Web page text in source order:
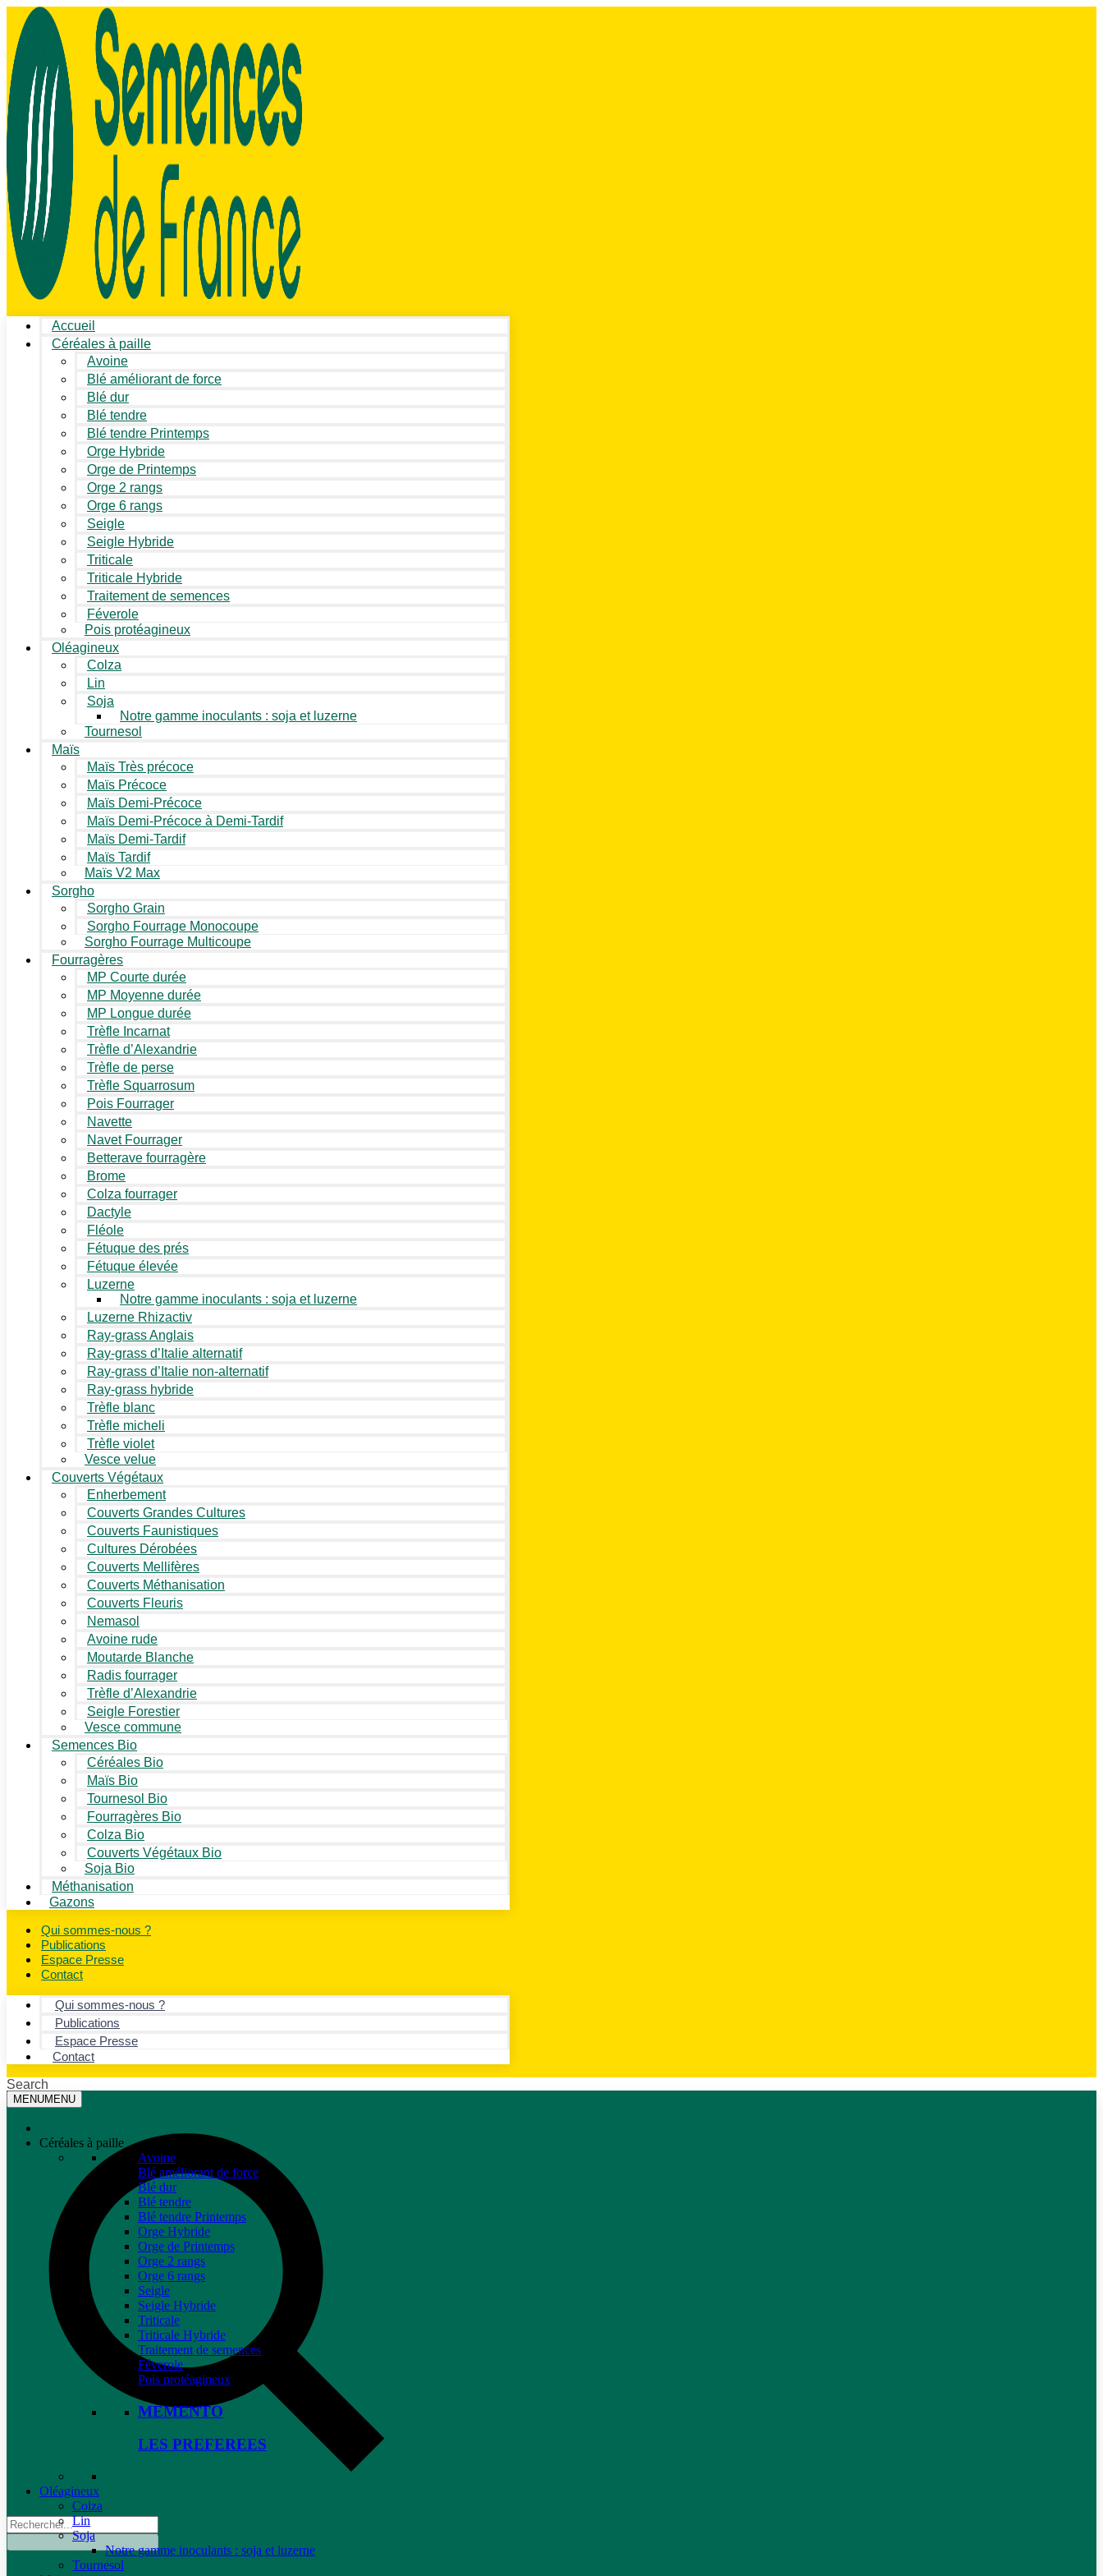
Accueil
Céréales à paille
Avoine
Blé améliorant de force
Blé dur
Blé tendre
Blé tendre Printemps
Orge Hybride
Orge de Printemps
Orge 2 rangs
Orge 6 rangs
Seigle
Seigle Hybride
Triticale
Triticale Hybride
Traitement de semences
Féverole
Pois protéagineux
Oléagineux
Colza
Lin
Soja
Notre gamme inoculants : soja et luzerne
Tournesol
Maïs
Maïs Très précoce
Maïs Précoce
Maïs Demi-Précoce
Maïs Demi-Précoce à Demi-Tardif
Maïs Demi-Tardif
Maïs Tardif
Maïs V2 Max
Sorgho
Sorgho Grain
Sorgho Fourrage Monocoupe
Sorgho Fourrage Multicoupe
Fourragères
MP Courte durée
MP Moyenne durée
MP Longue durée
Trèfle Incarnat
Trèfle d’Alexandrie
Trèfle de perse
Trèfle Squarrosum
Pois Fourrager
Navette
Navet Fourrager
Betterave fourragère
Brome
Colza fourrager
Dactyle
Fléole
Fétuque des prés
Fétuque élevée
Luzerne
Notre gamme inoculants : soja et luzerne
Luzerne Rhizactiv
Ray-grass Anglais
Ray-grass d’Italie alternatif
Ray-grass d’Italie non-alternatif
Ray-grass hybride
Trèfle blanc
Trèfle micheli
Trèfle violet
Vesce velue
Couverts Végétaux
Enherbement
Couverts Grandes Cultures
Couverts Faunistiques
Cultures Dérobées
Couverts Mellifères
Couverts Méthanisation
Couverts Fleuris
Nemasol
Avoine rude
Moutarde Blanche
Radis fourrager
Trèfle d’Alexandrie
Seigle Forestier
Vesce commune
Semences Bio
Céréales Bio
Maïs Bio
Tournesol Bio
Fourragères Bio
Colza Bio
Couverts Végétaux Bio
Soja Bio
Méthanisation
Gazons
Qui sommes-nous ?
Publications
Espace Presse
Contact
Qui sommes-nous ?
Publications
Espace Presse
Contact
Search
MENUMENU
Céréales à paille
Avoine
Blé améliorant de force
Blé dur
Blé tendre
Blé tendre Printemps
Orge Hybride
Orge de Printemps
Orge 2 rangs
Orge 6 rangs
Seigle
Seigle Hybride
Triticale
Triticale Hybride
Traitement de semences
Féverole
Pois protéagineux
MEMENTO
LES PREFEREES
Oléagineux
Colza
Lin
Soja
Notre gamme inoculants : soja et luzerne
Tournesol